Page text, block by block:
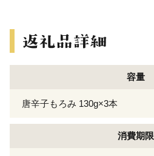
容量
唐辛子もろみ 130g×3本
消費期限